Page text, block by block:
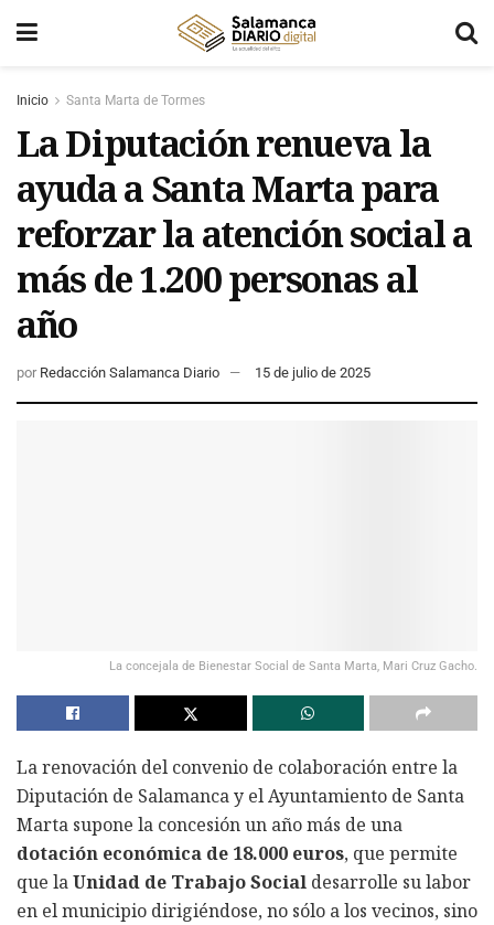
Inicio Santa Marta de Tormes
La Diputación renueva la
ayuda a Santa Marta para
reforzar la atención social a
más de 1.200 personas al
año
por Redacción Salamanca Diario 15 de julio de 2025
La concejala de Bienestar Social de Santa Marta, Mari Cruz Gacho.
La renovación del convenio de colaboración entre la
Diputación de Salamanca y el Ayuntamiento de Santa
Marta supone la concesión un año más de una
dotación económica de 18.000 euros, que permite
que laUnidad de Trabajo Social desarrolle su labor
en el municipio dirigiéndose, no sólo a los vecinos, sino